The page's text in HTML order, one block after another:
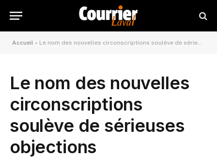
Accueil » Le nom des nouvelles circonscriptions soulève de sérieuses objections
Le nom des nouvelles
circonscriptions
soulève de sérieuses
objections